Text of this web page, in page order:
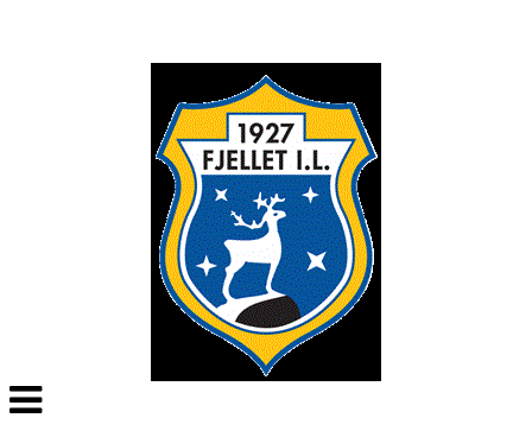
Veksle
navigasjon